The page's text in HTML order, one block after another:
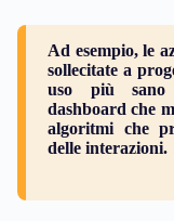
Ad esempio, le
sollecitate a
uso più sano
dashboard che
algoritmi che
delle interazioni.